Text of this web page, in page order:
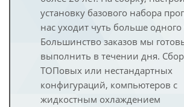
установку базового набора
нас уходит чуть больше одного
Большинство заказов мы
выполнить в течении дня.
ТОПовых или нестандартных
конфигураций, компьютеров с
жидкостным охлаждением